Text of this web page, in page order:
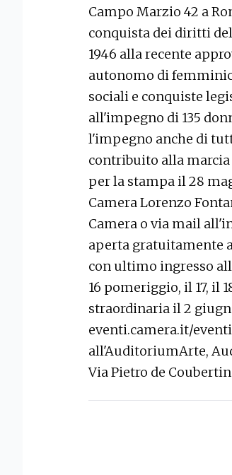
Campo Marzio 42 a
conquista dei diritti
1946 alla recente
autonomo di
sociali e conquiste
all'impegno di 135
l'impegno anche di
contribuito alla
per la stampa il 28
Camera Lorenzo
Camera o via mail
aperta gratuitamente
con ultimo ingresso
16 pomeriggio, il 17, il
straordinaria il 2
eventi.camera.it/
all'AuditoriumArte,
Via Pietro de